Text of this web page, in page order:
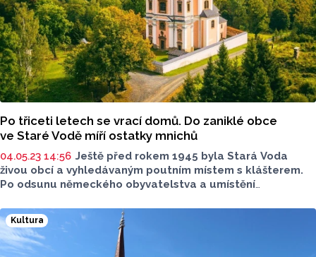
Po třiceti letech se vrací domů. Do zaniklé obce
ve Staré Vodě míří ostatky mnichů
04.05.23 14:56 Ještě před rokem 1945 byla Stará Voda
živou obcí a vyhledávaným poutním místem s klášterem.
Po odsunu německého obyvatelstva a umístění
kostel svaté Anny a svatého Jakuba Většího.
Od devadesátých let místo dobrovolníci postupně
obnovují. V pondělí 8. května se do Staré Vody vrátí také
Kultura